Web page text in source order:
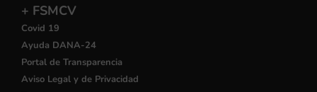
+ FSMCV
Covid 19
Ayuda DANA-24
Portal de Transparencia
Aviso Legal y de Privacidad